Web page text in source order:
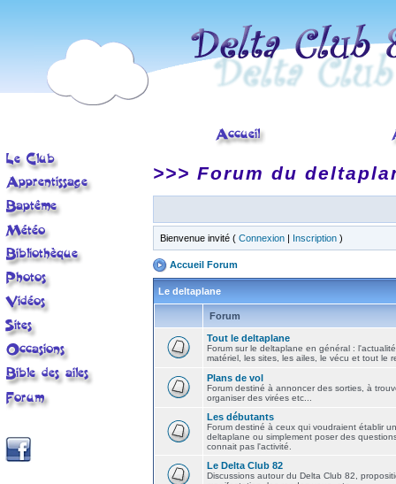
>>> Forum du
Bienvenue invité ( Connexion | Inscription )
Accueil Forum
Le deltaplane
Forum
Tout le deltaplane
Forum sur le deltaplane en général :
matériel, les sites, les ailes, le vécu et tout le
Plans de vol
Forum destiné à annoncer des sorties, à
organiser des virées etc...
Les débutants
Forum destiné à ceux qui voudraient établir
deltaplane ou simplement poser des
connait pas l'activité.
Le Delta Club 82
Discussions autour du Delta Club 82,